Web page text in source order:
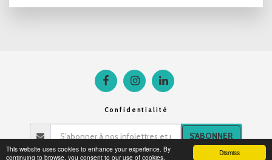
Dismiss
This website uses cookies to enhance your experience. By
continuing to browse, you consent to our use of cookies.
Confidentialité
S'ABONNER